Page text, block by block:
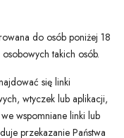
do osób poniżej 18
takich osób.
się linki
wtyczek lub aplikacji,
wspomniane linki lub
przekazanie Państwa